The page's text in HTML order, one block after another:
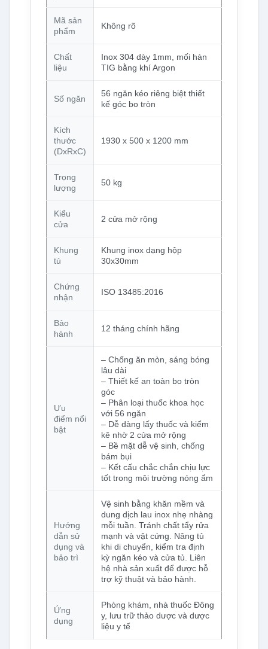
Mã sản
phẩm
Không rõ
Chất
liệu
Inox 304 dày 1mm, mối hàn
TIG bằng khí Argon
Số ngăn
56 ngăn kéo riêng biệt thiết
kế góc bo tròn
Kích
thước
(DxRxC)
1930 x 500 x 1200 mm
Trọng
lượng
50 kg
Kiểu
cửa
2 cửa mở rộng
Khung
tủ
Khung inox dạng hộp
30x30mm
Chứng
nhận
ISO 13485:2016
Bảo
hành
12 tháng chính hãng
Ưu
điểm nổi
bật
– Chống ăn mòn, sáng bóng
lâu dài
– Thiết kế an toàn bo tròn
góc
– Phân loại thuốc khoa học
với 56 ngăn
– Dễ dàng lấy thuốc và kiểm
kê nhờ 2 cửa mở rộng
– Bề mặt dễ vệ sinh, chống
bám bụi
– Kết cấu chắc chắn chịu lực
tốt trong môi trường nóng ẩm
Hướng
dẫn sử
dụng và
bảo trì
Vệ sinh bằng khăn mềm và
dung dịch lau inox nhẹ nhàng
mỗi tuần. Tránh chất tẩy rửa
mạnh và vật cứng. Nâng tủ
khi di chuyển, kiểm tra định
kỳ ngăn kéo và cửa tủ. Liên
hệ nhà sản xuất để được hỗ
trợ kỹ thuật và bảo hành.
Ứng
dụng
Phòng khám, nhà thuốc Đông
y, lưu trữ thảo dược và dược
liệu y tế